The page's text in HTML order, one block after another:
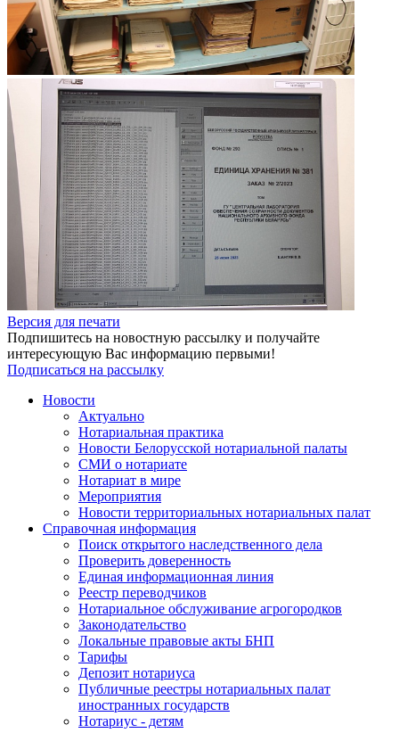
Версия для печати
Подпишитесь на новостную рассылку и получайте
интересующую Вас информацию первыми!
Подписаться на рассылку
Новости
Актуально
Нотариальная практика
Новости Белорусской нотариальной палаты
СМИ о нотариате
Нотариат в мире
Мероприятия
Новости территориальных нотариальных палат
Справочная информация
Поиск открытого наследственного дела
Проверить доверенность
Единая информационная линия
Реестр переводчиков
Нотариальное обслуживание агрогородков
Законодательство
Локальные правовые акты БНП
Тарифы
Депозит нотариуса
Публичные реестры нотариальных палат
иностранных государств
Нотариус - детям